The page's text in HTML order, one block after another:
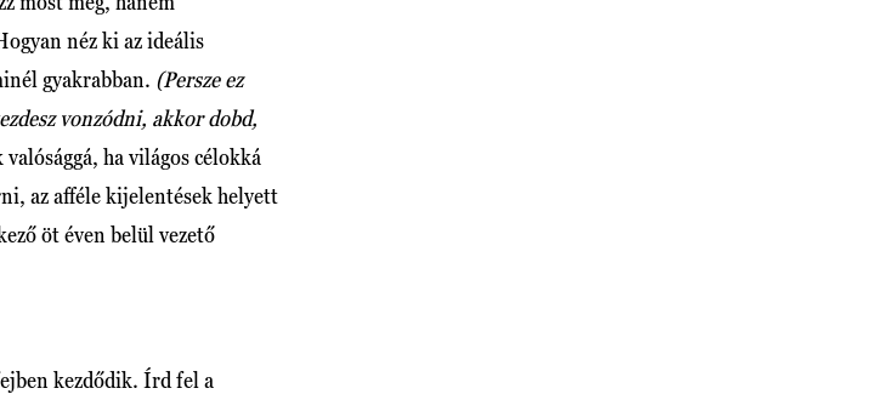
néz ki az ideális
gyakrabban. (Persze ez
vonzódni, akkor dobd,
ha világos célokká
az afféle kijelentések helyett
öt éven belül vezető
kezdődik. Írd fel a